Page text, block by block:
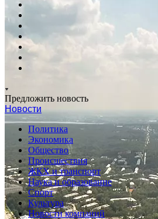
Предложить новость
Новости
Политика
Экономика
Общество
Происшествия
ЖКХ и транспорт
Наука и образование
Спорт
Культура
Новости компаний